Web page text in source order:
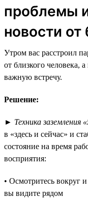
проблемы
новости от
Утром вас расстроил
от близкого человека,
важную встречу.
Решение:
► Техника заземления
в «здесь и сейчас» и
состояние на время
восприятия:
• Осмотритесь вокруг
вы видите рядом